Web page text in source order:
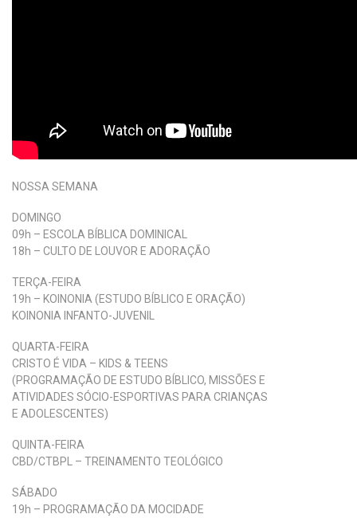
NOSSA SEMANA
DOMINGO
09h – ESCOLA BÍBLICA DOMINICAL
18h – CULTO DE LOUVOR E ADORAÇÃO
TERÇA-FEIRA
19h – KOINONIA (ESTUDO BÍBLICO E ORAÇÃO)
KOINONIA INFANTO-JUVENIL
QUARTA-FEIRA
CRISTO É VIDA – KIDS & TEENS
(PROGRAMAÇÃO DE ESTUDO BÍBLICO, MISSÕES E
ATIVIDADES SÓCIO-ESPORTIVAS PARA CRIANÇAS
E ADOLESCENTES)
QUINTA-FEIRA
CBD/CTBPL – TREINAMENTO TEOLÓGICO
SÁBADO
19h – PROGRAMAÇÃO DA MOCIDADE